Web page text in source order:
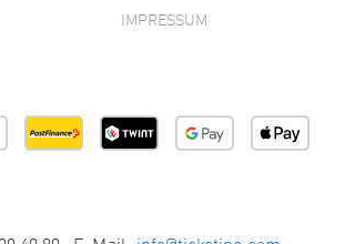
IMPRESSUM